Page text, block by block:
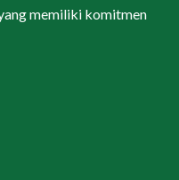
memiliki komitmen